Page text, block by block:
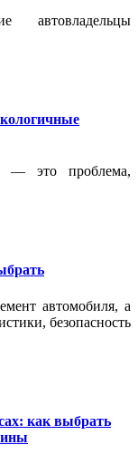
— это проблема,
автомобиля, а
безопасность
как выбрать